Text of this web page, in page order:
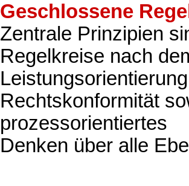
Geschlossene
Zentrale Prinzipien
Regelkreise nach
Rechtskonformität
prozessorientiertes
Denken über alle